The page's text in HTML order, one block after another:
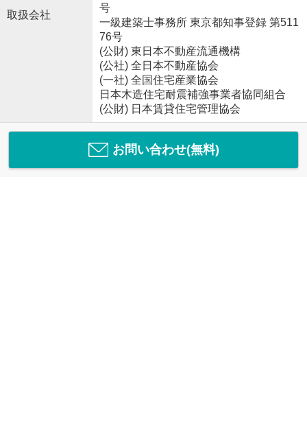
取扱会社
号
一級建築士事務所 東京都知事登録 第511
76号
(公財) 東日本不動産流通機構
(公社) 全日本不動産協会
(一社) 全国住宅産業協会
日本木造住宅耐震補強事業者協同組合
(公財) 日本賃貸住宅管理協会
お問い合わせ(無料)